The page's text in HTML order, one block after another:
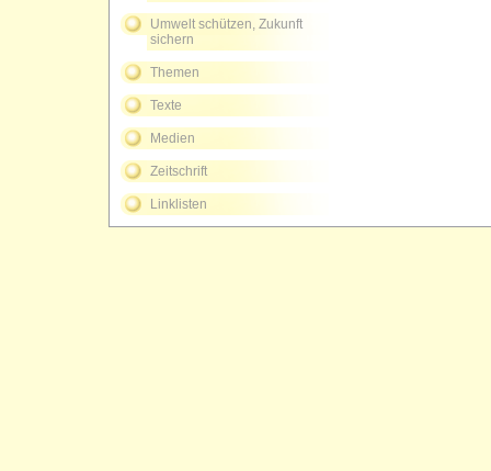
Umwelt schützen, Zukunft
sichern
Themen
Texte
Medien
Zeitschrift
Linklisten